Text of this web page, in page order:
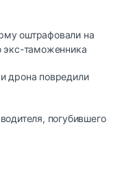
оштрафовали на
экс-таможенника
дрона повредили
погубившего